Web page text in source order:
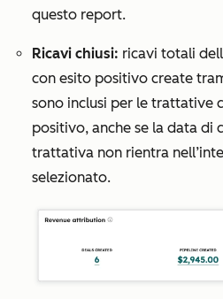
questo report.
Ricavi chiusi: ricavi totali
con esito positivo create
sono inclusi per le trattative
positivo, anche se la data di
trattativa non rientra
selezionato.